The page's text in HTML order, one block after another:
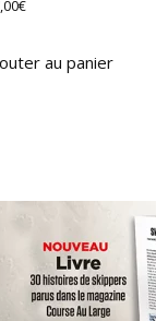
€
au panier